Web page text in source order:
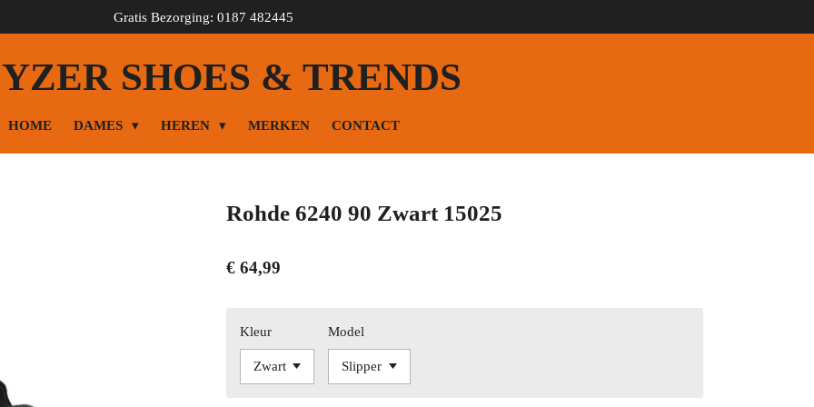
Gratis Bezorging: 0187 482445
SHOES & TRENDS
HOME DAMES HEREN MERKEN CONTACT
Rohde 6240 90 Zwart 15025
€ 64,99
Kleur Model